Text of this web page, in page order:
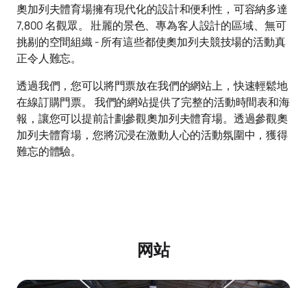
奧加列夫體育場擁有現代化的設計和便利性，可容納多達
7,800 名觀眾。 壯麗的景色、專為客人設計的區域、無可
挑剔的空間組織 - 所有這些都使奧加列夫競技場的活動真
正令人難忘。
透過我們，您可以將門票放在我們的網站上，快速輕鬆地
在線訂購門票。 我們的網站提供了完整的活動時間表和海
報，讓您可以提前計劃參觀奧加列夫體育場。透過參觀奧
加列夫體育場，您將沉浸在激動人心的活動氛圍中，獲得
難忘的體驗。
网站